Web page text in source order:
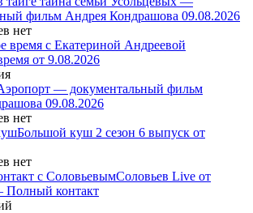
фильм Андрея Кондрашова 09.08.2026
нет
от 9.08.2026
— документальный фильм
09.08.2026
нет
Большой куш 2 сезон 6 выпуск от
нет
Соловьев Live от
Полный контакт